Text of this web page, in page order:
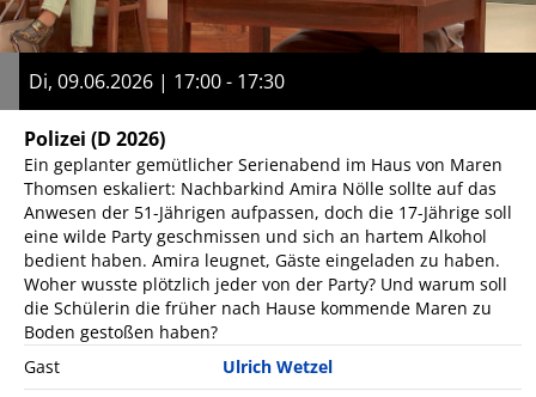
Di, 09.06.2026 | 17:00 - 17:30
Polizei (D 2026)
Ein geplanter gemütlicher Serienabend im Haus von Maren
Thomsen eskaliert: Nachbarkind Amira Nölle sollte auf das
Anwesen der 51-Jährigen aufpassen, doch die 17-Jährige soll
eine wilde Party geschmissen und sich an hartem Alkohol
bedient haben. Amira leugnet, Gäste eingeladen zu haben.
Woher wusste plötzlich jeder von der Party? Und warum soll
die Schülerin die früher nach Hause kommende Maren zu
Boden gestoßen haben?
Gast
Ulrich Wetzel